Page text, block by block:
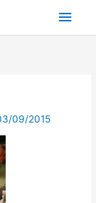
09/2015